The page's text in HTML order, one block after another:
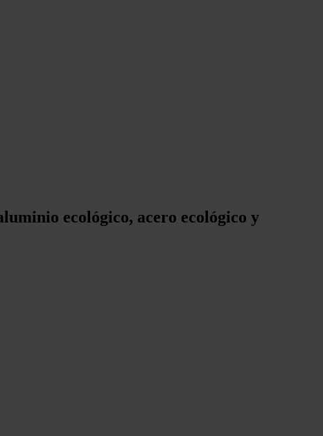
ecológico, acero ecológico y